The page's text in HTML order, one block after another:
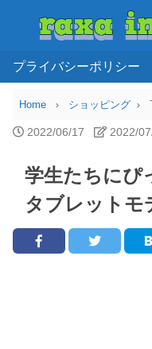
プライバシーポリシー
Home ショッピング
2022/06/17 2022/
学生たちにぴ
タブレットモ